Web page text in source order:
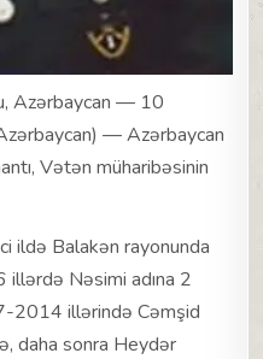
Azərbaycan — 10
— Azərbaycan
Vətən müharibəsinin
ildə Balakən rayonunda
Nəsimi adına 2
2014 illərində Cəmşid
daha sonra Heydər